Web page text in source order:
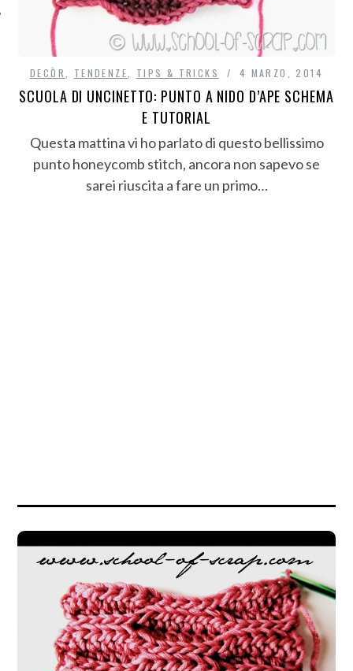
DECÒR TENDENZE TIPS & TRICKS 4 MARZO, 2014
SCUOLA DI UNCINETTO: PUNTO A NIDO D’APE SCHEMA
E TUTORIAL
Questa mattina vi ho parlato di questo bellissimo
punto honeycomb stitch, ancora non sapevo se
sarei riuscita a fare un primo…